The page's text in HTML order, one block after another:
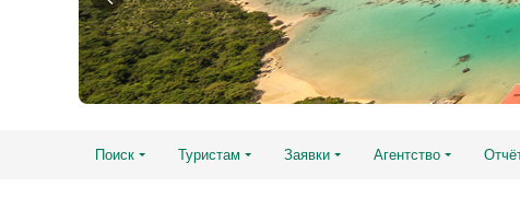
Поиск Туристам Заявки Агентство